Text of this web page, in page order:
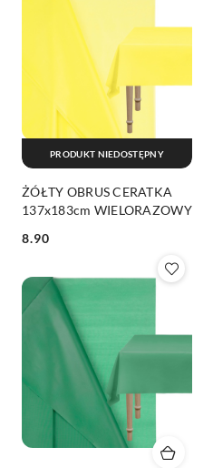
ŻÓŁTY OBRUS CERATKA
137x183cm WIELORAZOWY
Cena:
8.90
PRODUKT NIEDOSTĘPNY